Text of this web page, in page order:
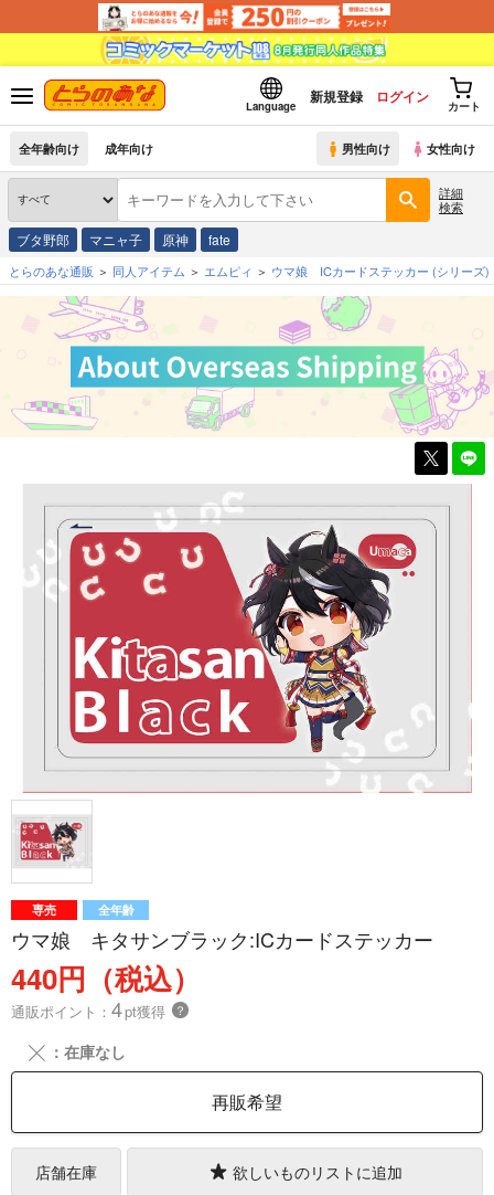
Language
新規登録 ログイン
カート
全年齢向け 成年向け 男性向け 女性向け
詳細
検索
ブタ野郎 マニャ子 原神 fate
とらのあな通販 同人アイテム エムピィ ウマ娘 ICカードステッカー (シリーズ)
専売 全年齢
ウマ娘 キタサンブラック:ICカードステッカー
440円（税込）
通販ポイント： 4pt獲得 ？
╳ ：在庫なし
再販希望
店舗在庫 欲しいものリストに追加